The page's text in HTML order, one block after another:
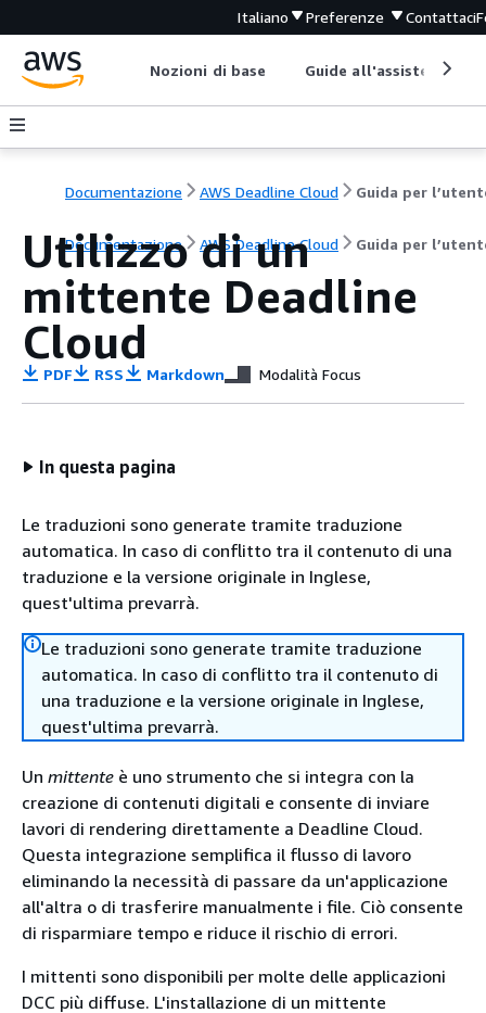
Italiano Preferenze Contattaci
Nozioni di base Guide all'assistenza
Documentazione AWS Deadline Cloud Guida per
Documentazione AWS Deadline Cloud Guida per
Utilizzo di un
mittente Deadline
Cloud
PDF RSS Markdown Modalità Focus
In questa pagina
Le traduzioni sono generate tramite traduzione
automatica. In caso di conflitto tra il contenuto di una
traduzione e la versione originale in Inglese,
quest'ultima prevarrà.
Le traduzioni sono generate tramite traduzione
automatica. In caso di conflitto tra il contenuto di
una traduzione e la versione originale in Inglese,
quest'ultima prevarrà.
Un mittente è uno strumento che si integra con la
creazione di contenuti digitali e consente di inviare
lavori di rendering direttamente a Deadline Cloud.
Questa integrazione semplifica il flusso di lavoro
eliminando la necessità di passare da un'applicazione
all'altra o di trasferire manualmente i file. Ciò consente
di risparmiare tempo e riduce il rischio di errori.
I mittenti sono disponibili per molte delle applicazioni
DCC più diffuse. L'installazione di un mittente